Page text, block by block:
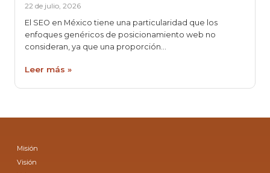
22 de julio, 2026
El SEO en México tiene una particularidad que los
enfoques genéricos de posicionamiento web no
consideran, ya que una proporción…
Leer más »
Misión
Visión